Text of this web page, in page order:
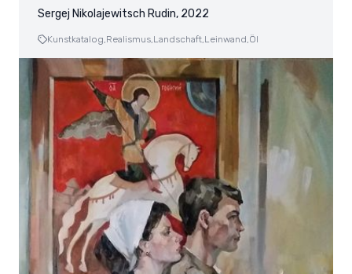
Sergej Nikolajewitsch Rudin, 2022
Kunstkatalog,Realismus,Landschaft,Leinwand,Öl